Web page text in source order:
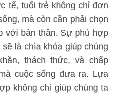
tế, tuổi trẻ không chỉ đơn
mà còn cần phải chọn
với bản thân. Sự phù hợp
là chìa khóa giúp chúng
thách thức, và chấp
cuộc sống đưa ra. Lựa
không chỉ giúp chúng ta